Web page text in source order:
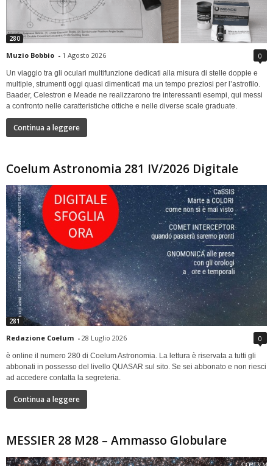
280
Muzio Bobbio - 1 Agosto 2026 0
Un viaggio tra gli oculari multifunzione dedicati alla misura di stelle doppie e
multiple, strumenti oggi quasi dimenticati ma un tempo preziosi per l’astrofilo.
Baader, Celestron e Meade ne realizzarono tre interessanti esempi, qui messi
a confronto nelle caratteristiche ottiche e nelle diverse scale graduate.
Continua a leggere
Coelum Astronomia 281 IV/2026 Digitale
281
Redazione Coelum - 28 Luglio 2026 0
è online il numero 280 di Coelum Astronomia. La lettura è riservata a tutti gli
abbonati in possesso del livello QUASAR sul sito. Se sei abbonato e non riesci
ad accedere contatta la segreteria.
Continua a leggere
MESSIER 28 M28 – Ammasso Globulare